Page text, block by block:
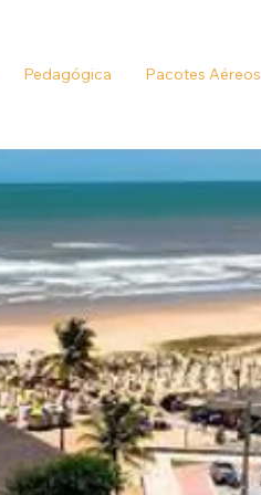
Pedagógica Pacotes Aéreos